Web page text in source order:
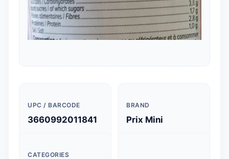
UPC / BARCODE
3660992011841
BRAND
Prix Mini
CATEGORIES